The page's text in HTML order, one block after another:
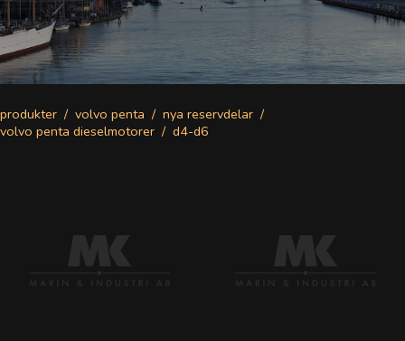
produkter volvo penta
nya reservdelar
volvo penta dieselmotorer
d4-d6